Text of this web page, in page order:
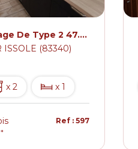
Maison de Village De Type 2 47.00m² Meublé et Climatisé FLASSANS SUR ISSOLE
ISSOLE (83340)
x 2 x 1
Ref : 597